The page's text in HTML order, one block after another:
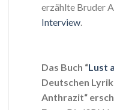
erzählte Bruder
Interview
Das Buch “Lust
Deutschen
Anthrazit“